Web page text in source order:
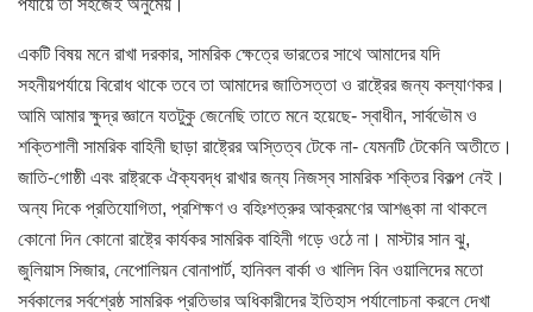
একটি বিষয় মনে রাখা দরকার, সামরিক ক্ষেত্রে ভারতের সাথে আমাদের যদি
সহনীয়পর্যায়ে বিরোধ থাকে তবে তা আমাদের জাতিসত্তা ও রাষ্ট্রের জন্য কল্যাণকর।
আমি আমার ক্ষুদ্র জ্ঞানে যতটুকু জেনেছি তাতে মনে হয়েছে- স্বাধীন, সার্বভৌম ও
শক্তিশালী সামরিক বাহিনী ছাড়া রাষ্ট্রের অস্তিত্ব টেকে না- যেমনটি টেকেনি অতীতে।
জাতি-গোষ্ঠী এবং রাষ্ট্রকে ঐক্যবদ্ধ রাখার জন্য নিজস্ব সামরিক শক্তির বিকল্প নেই।
অন্য দিকে প্রতিযোগিতা, প্রশিক্ষণ ও বহিঃশত্রুর আক্রমণের আশঙ্কা না থাকলে
কোনো দিন কোনো রাষ্ট্রে কার্যকর সামরিক বাহিনী গড়ে ওঠে না। মাস্টার সান ঝু,
জুলিয়াস সিজার, নেপোলিয়ন বোনাপার্ট, হানিবল বার্কা ও খালিদ বিন ওয়ালিদের মতো
সর্বকালের সর্বশ্রেষ্ঠ সামরিক প্রতিভার অধিকারীদের ইতিহাস পর্যালোচনা করলে দেখা